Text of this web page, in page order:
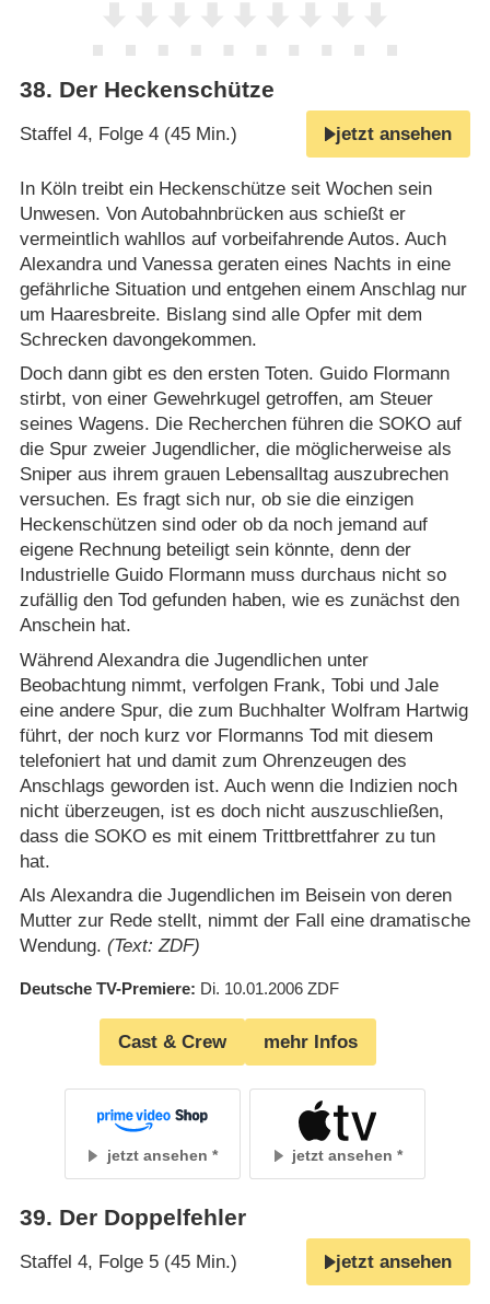
38. Der Heckenschütze
Staffel 4, Folge 4 (45 Min.) jetzt ansehen
In Köln treibt ein Heckenschütze seit Wochen sein
Unwesen. Von Autobahnbrücken aus schießt er
vermeintlich wahllos auf vorbeifahrende Autos. Auch
Alexandra und Vanessa geraten eines Nachts in eine
gefährliche Situation und entgehen einem Anschlag nur
um Haaresbreite. Bislang sind alle Opfer mit dem
Schrecken davongekommen.
Doch dann gibt es den ersten Toten. Guido Flormann
stirbt, von einer Gewehrkugel getroffen, am Steuer
seines Wagens. Die Recherchen führen die SOKO auf
die Spur zweier Jugendlicher, die möglicherweise als
Sniper aus ihrem grauen Lebensalltag auszubrechen
versuchen. Es fragt sich nur, ob sie die einzigen
Heckenschützen sind oder ob da noch jemand auf
eigene Rechnung beteiligt sein könnte, denn der
Industrielle Guido Flormann muss durchaus nicht so
zufällig den Tod gefunden haben, wie es zunächst den
Anschein hat.
Während Alexandra die Jugendlichen unter
Beobachtung nimmt, verfolgen Frank, Tobi und Jale
eine andere Spur, die zum Buchhalter Wolfram Hartwig
führt, der noch kurz vor Flormanns Tod mit diesem
telefoniert hat und damit zum Ohrenzeugen des
Anschlags geworden ist. Auch wenn die Indizien noch
nicht überzeugen, ist es doch nicht auszuschließen,
dass die SOKO es mit einem Trittbrettfahrer zu tun
hat.
Als Alexandra die Jugendlichen im Beisein von deren
Mutter zur Rede stellt, nimmt der Fall eine dramatische
Wendung. (Text: ZDF)
Deutsche TV-Premiere Di. 10.01.2006 ZDF
Cast & Crew mehr Infos
jetzt ansehen jetzt ansehen
39. Der Doppelfehler
Staffel 4, Folge 5 (45 Min.) jetzt ansehen